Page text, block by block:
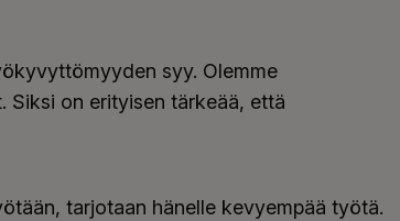
syy. Olemme
Siksi on erityisen tärkeää, että
tarjotaan hänelle kevyempää työtä.